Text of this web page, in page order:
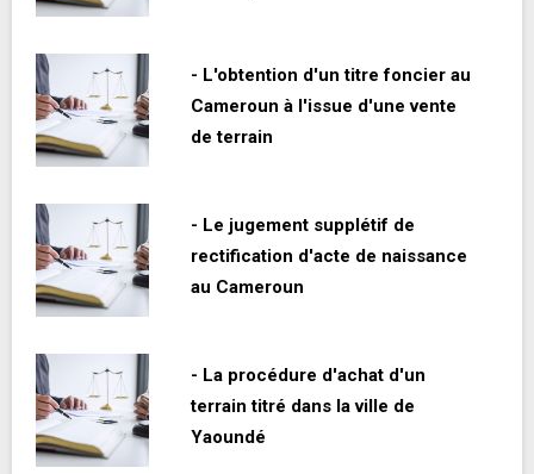
- L'obtention d'un titre foncier au
Cameroun à l'issue d'une vente
de terrain
- Le jugement supplétif de
rectification d'acte de naissance
au Cameroun
- La procédure d'achat d'un
terrain titré dans la ville de
Yaoundé